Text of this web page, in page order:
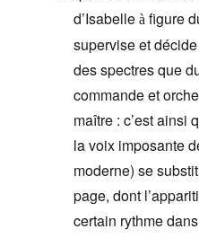
d’Isabelleà figure
supervise et
des spectres que
commande et
maître : c’est ainsi
la voix imposante
moderne) se
page, dont
certain rythme